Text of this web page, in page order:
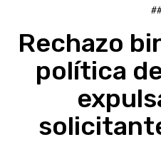
Rechazo
política